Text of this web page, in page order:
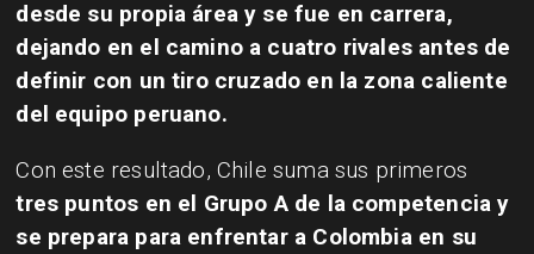
desde su propia área y se fue en carrera,
dejando en el camino a cuatro rivales antes de
definir con un tiro cruzado en la zona caliente
del equipo peruano.
Con este resultado, Chile suma sus primeros
tres puntos en el Grupo A de la competencia y
se prepara para enfrentar a Colombia en su